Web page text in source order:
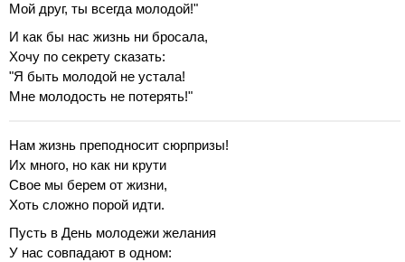
Мой друг, ты всегда молодой!"
И как бы нас жизнь ни бросала,
Хочу по секрету сказать:
"Я быть молодой не устала!
Мне молодость не потерять!"
Нам жизнь преподносит сюрпризы!
Их много, но как ни крути
Свое мы берем от жизни,
Хоть сложно порой идти.
Пусть в День молодежи желания
У нас совпадают в одном: